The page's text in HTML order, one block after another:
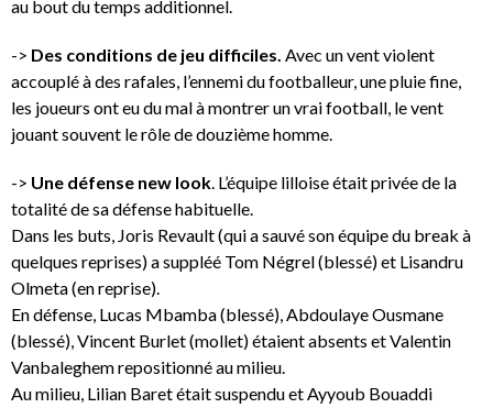
au bout du temps additionnel.
-> Des conditions de jeu difficiles. Avec un vent violent
accouplé à des rafales, l’ennemi du footballeur, une pluie fine,
les joueurs ont eu du mal à montrer un vrai football, le vent
jouant souvent le rôle de douzième homme.
-> Une défense new look. L’équipe lilloise était privée de la
totalité de sa défense habituelle.
Dans les buts, Joris Revault (qui a sauvé son équipe du break à
quelques reprises) a suppléé Tom Négrel (blessé) et Lisandru
Olmeta (en reprise).
En défense, Lucas Mbamba (blessé), Abdoulaye Ousmane
(blessé), Vincent Burlet (mollet) étaient absents et Valentin
Vanbaleghem repositionné au milieu.
Au milieu, Lilian Baret était suspendu et Ayyoub Bouaddi